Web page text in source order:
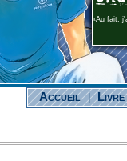
Au fait,
Accueil |